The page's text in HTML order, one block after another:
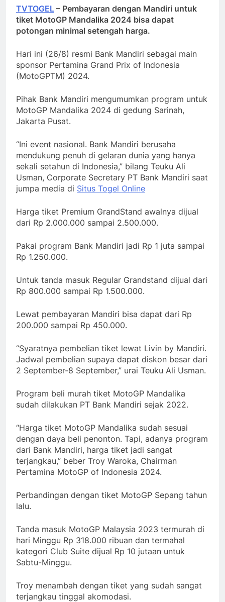
TVTOGEL – Pembayaran dengan Mandiri untuk
tiket MotoGP Mandalika 2024 bisa dapat
potongan minimal setengah harga.
Hari ini (26/8) resmi Bank Mandiri sebagai main
sponsor Pertamina Grand Prix of Indonesia
(MotoGPTM) 2024.
Pihak Bank Mandiri mengumumkan program untuk
MotoGP Mandalika 2024 di gedung Sarinah,
Jakarta Pusat.
“Ini event nasional. Bank Mandiri berusaha
mendukung penuh di gelaran dunia yang hanya
sekali setahun di Indonesia,” bilang Teuku Ali
Usman, Corporate Secretary PT Bank Mandiri saat
jumpa media di Situs Togel Online
Harga tiket Premium GrandStand awalnya dijual
dari Rp 2.000.000 sampai 2.500.000.
Pakai program Bank Mandiri jadi Rp 1 juta sampai
Rp 1.250.000.
Untuk tanda masuk Regular Grandstand dijual dari
Rp 800.000 sampai Rp 1.500.000.
Lewat pembayaran Mandiri bisa dapat dari Rp
200.000 sampai Rp 450.000.
“Syaratnya pembelian tiket lewat Livin by Mandiri.
Jadwal pembelian supaya dapat diskon besar dari
2 September-8 September,” urai Teuku Ali Usman.
Program beli murah tiket MotoGP Mandalika
sudah dilakukan PT Bank Mandiri sejak 2022.
“Harga tiket MotoGP Mandalika sudah sesuai
dengan daya beli penonton. Tapi, adanya program
dari Bank Mandiri, harga tiket jadi sangat
terjangkau,” beber Troy Waroka, Chairman
Pertamina MotoGP of Indonesia 2024.
Perbandingan dengan tiket MotoGP Sepang tahun
lalu.
Tanda masuk MotoGP Malaysia 2023 termurah di
hari Minggu Rp 318.000 ribuan dan termahal
kategori Club Suite dijual Rp 10 jutaan untuk
Sabtu-Minggu.
Troy menambah dengan tiket yang sudah sangat
terjangkau tinggal akomodasi.